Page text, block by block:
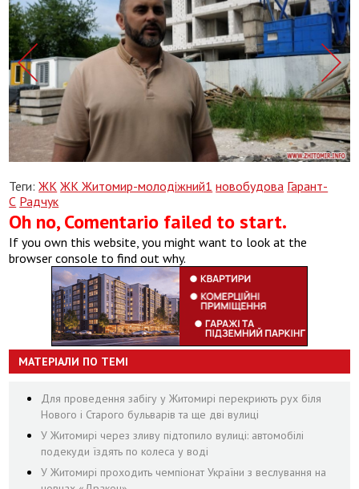
Теги:ЖК ЖК Житомир-молодіжний1 новобудова Гарант-
С Радчук
Oh no, Comentario failed to start.
If you own this website, you might want to look at the
browser console to find out why.
МАТЕРІАЛИ ПО ТЕМІ
Для проведення забігу у Житомирі перекриють рух біля
Нового і Старого бульварів та ще дві вулиці
У Житомирі через зливу підтопило вулиці: автомобілі
подекуди їздять по колеса у воді
У Житомирі проходить чемпіонат України з веслування на